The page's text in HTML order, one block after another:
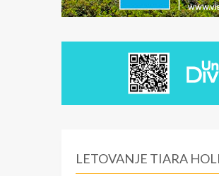
LETOVANJE TIARA